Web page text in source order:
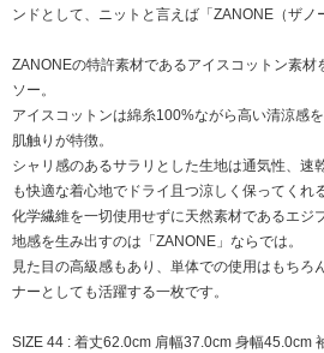
ンドとして、ニットと言えば「ZANONE（ザノ
ZANONEの特許素材であるアイスコットン素材
ソー。
アイスコットンは綿糸100%ながら高い清涼感
肌触りが特徴。
シャリ感のあるサラリとした生地は通気性、速
も快適な着心地でドライ且つ涼しく保ってくれ
化学繊維を一切使用せずに天然素材であるエジ
地感を生み出すのは「ZANONE」ならでは。
見た目の高級感もあり、単体での使用はもちろ
ナーとしても活躍する一枚です。
SIZE 44 : 着丈62.0cm 肩幅37.0cm 身幅45.0cm